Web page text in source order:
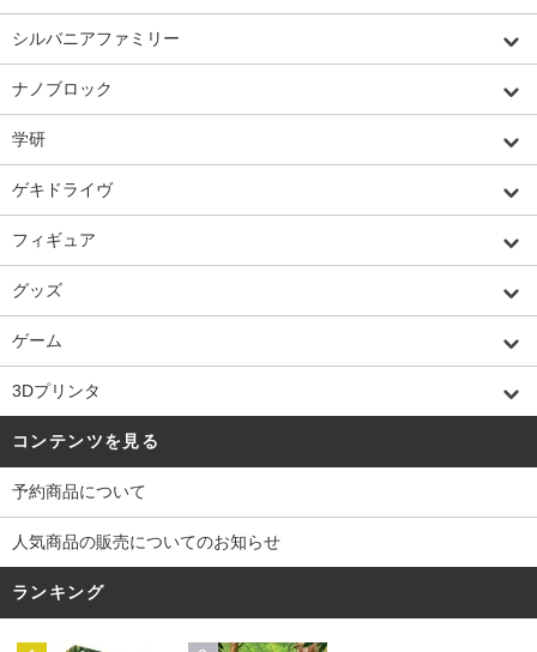
シルバニアファミリー
ナノブロック
学研
ゲキドライヴ
フィギュア
グッズ
ゲーム
3Dプリンタ
コンテンツを見る
予約商品について
人気商品の販売についてのお知らせ
ランキング